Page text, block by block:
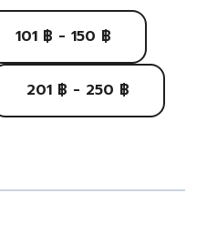
101 ฿ - 150 ฿
201 ฿ - 250 ฿